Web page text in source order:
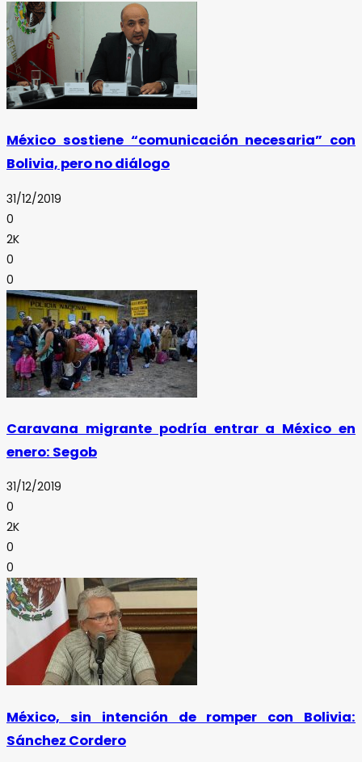
México sostiene “comunicación necesaria” con
Bolivia, pero no diálogo
31/12/2019
0
2K
0
0
Caravana migrante podría entrar a México en
enero: Segob
31/12/2019
0
2K
0
0
México, sin intención de romper con Bolivia:
Sánchez Cordero